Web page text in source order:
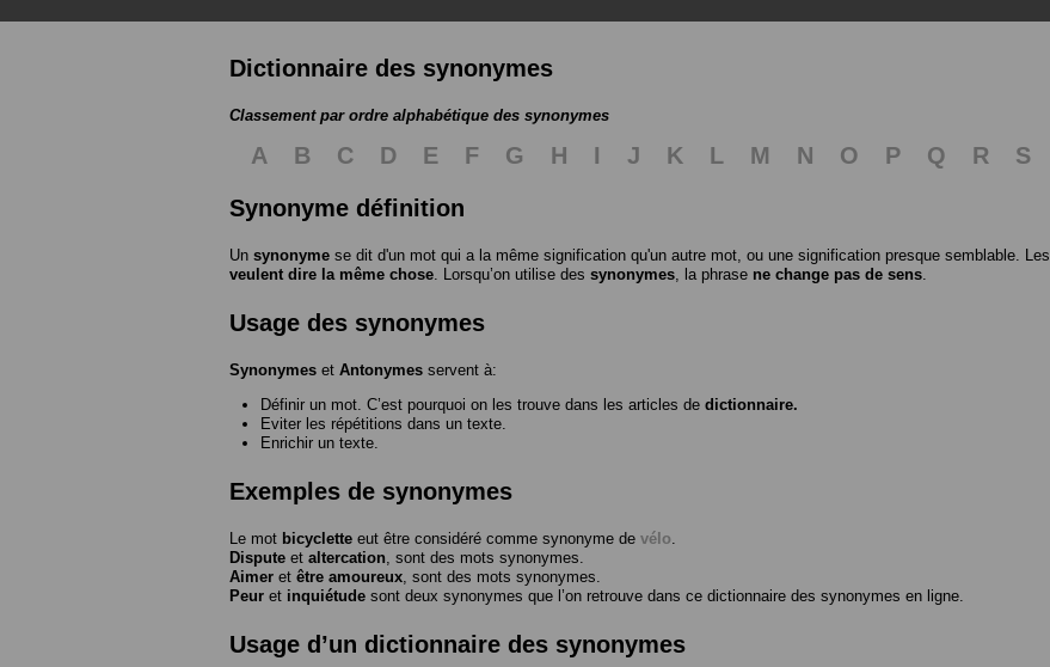
Dictionnaire des synonymes
Classement par ordre alphabétique des synonymes
A B C D E F G H I J K L M N O P Q R S
Synonyme définition
Un synonyme se dit d'un mot qui a la même signification qu'un autre mot, ou une signification presque semblable. Les
veulent dire la même chose . Lorsqu’on utilise des synonymes , la phrase ne change pas de sens
Usage des synonymes
Synonymes et Antonymes servent à:
Définir un mot. C’est pourquoi on les trouve dans les articles de dictionnaire.
Eviter les répétitions dans un texte.
Enrichir un texte.
Exemples de synonymes
Le mot bicyclette eut être considéré comme synonyme de vélo
Dispute et altercation , sont des mots synonymes.
Aimer et être amoureux , sont des mots synonymes.
Peur et inquiétude sont deux synonymes que l’on retrouve dans ce dictionnaire des synonymes en ligne.
Usage d’un dictionnaire des synonymes